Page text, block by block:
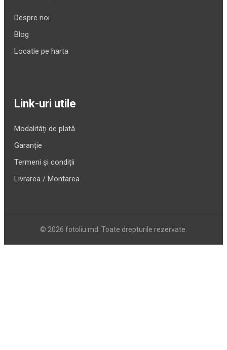
Despre noi
Blog
Locatie pe harta
Link-uri utile
Modalități de plată
Garanție
Termeni și condiții
Livrarea / Montarea
© 2026 fotoliu.md. Toate drepturile rezervate.